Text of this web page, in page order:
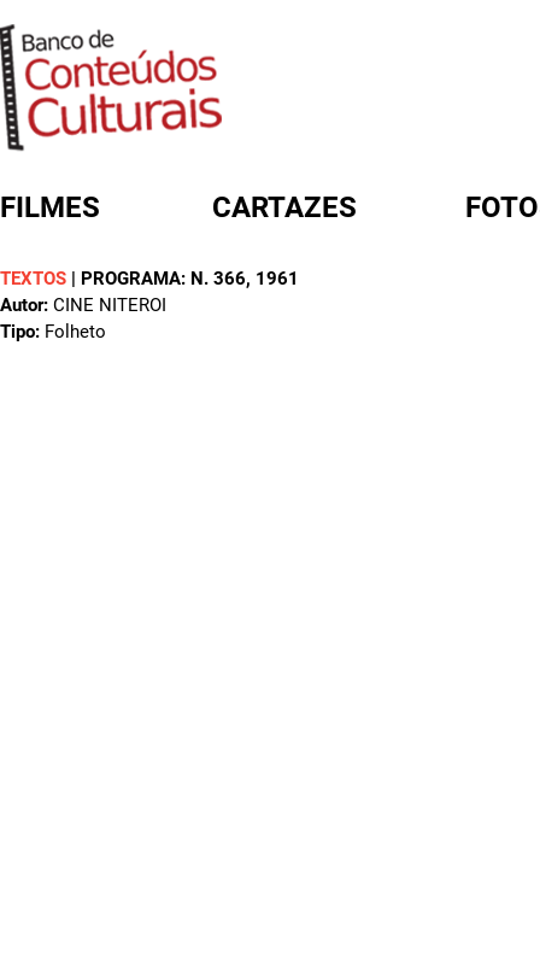
FILMES CARTAZES
TEXTOS | PROGRAMA: N. 366, 1961
Autor: CINE NITEROI
Tipo: Folheto
FORMULÁRIO DE BUSCA